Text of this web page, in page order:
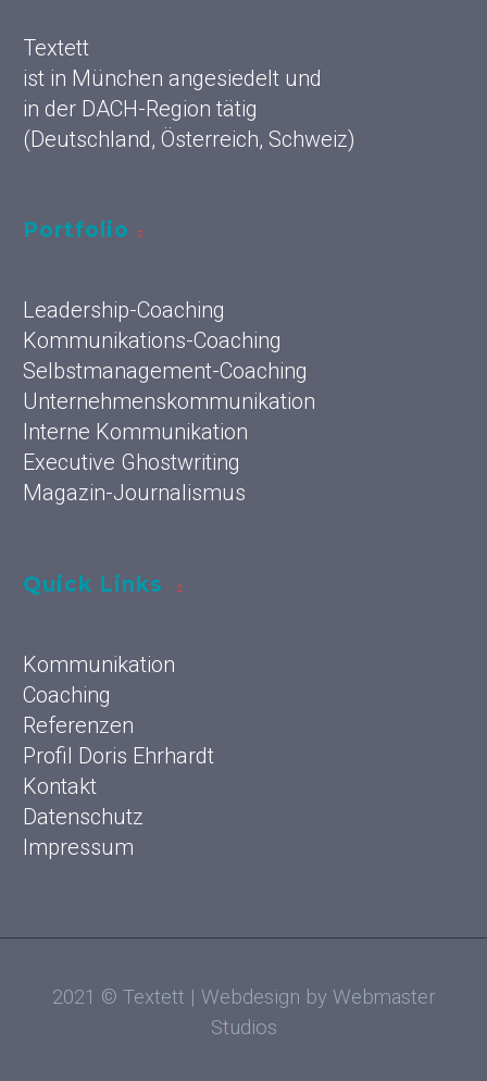
Textett
ist in München angesiedelt und
in der DACH-Region tätig
(Deutschland, Österreich, Schweiz)
Portfolio
Leadership-Coaching
Kommunikations-Coaching
Selbstmanagement-Coaching
Unternehmenskommunikation
Interne Kommunikation
Executive Ghostwriting
Magazin-Journalismus
Quick Links
Kommunikation
Coaching
Referenzen
Profil Doris Ehrhardt
Kontakt
Datenschutz
Impressum
2021 © Textett | Webdesign by Webmaster
Studios